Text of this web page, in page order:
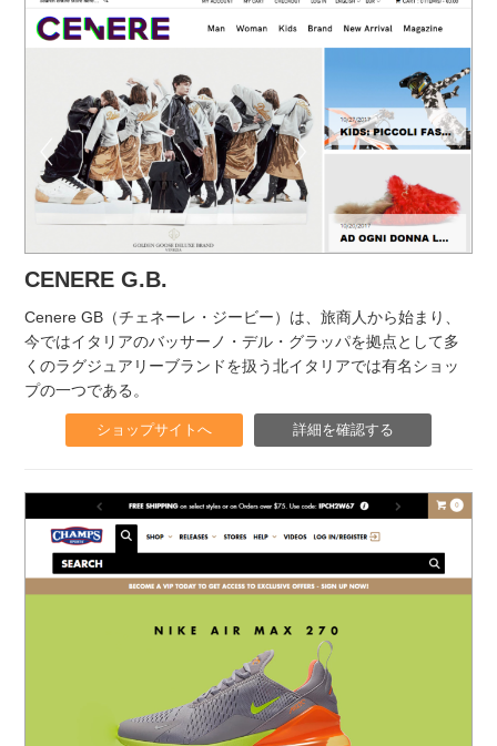
CENERE G.B.
Cenere GB（チェネーレ・ジービー）は、旅商人から始まり、
今ではイタリアのバッサーノ・デル・グラッパを拠点として多
くのラグジュアリーブランドを扱う北イタリアでは有名ショッ
プの一つである。
ショップサイトへ 詳細を確認する